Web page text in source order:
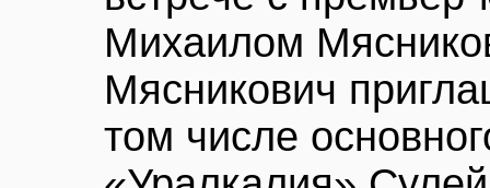
Михаилом
Мясникович
том числе